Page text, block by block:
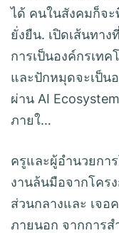
ได้ คนในสังคมก็จะ
ยั่งยืน. เปิดเส้นทา
การเป็นองค์กรเท
และปักหมุดจะเป็น
ผ่าน AI
ภายใ…
ครูและผู้อำนวยกา
งานล้นมือจากโคร
ส่วนกลางและ เจอ
ภายนอก จากการส